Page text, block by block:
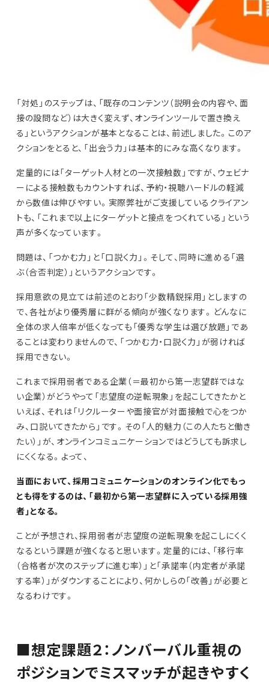
「対処」のステップは、「既存のコンテンツ（説明会の内容や、面
接の設問など）は大きく変えず、オンラインツールで置き換え
る」というアクションが基本となることは、前述しました。このア
クションをとると、「出会う力」は基本的にみな高くなります。
定量的には「ターゲット人材との一次接触数」ですが、ウェビナ
ーによる接触数もカウントすれば、予約・視聴ハードルの軽減
から数値は伸びやすい。実際弊社がご支援しているクライアン
トも、「これまで以上にターゲットと接点をつくれている」という
声が多くなっています。
問題は、「つかむ力」と「口説く力」。そして、同時に進める「選
ぶ（合否判定）」というアクションです。
採用意欲の見立ては前述のとおり「少数精鋭採用」としますの
で、各社がより優秀層に群がる傾向が強くなります。どんなに
全体の求人倍率が低くなっても「優秀な学生は選び放題」であ
ることは変わりませんので、「つかむ力・口説く力」が弱ければ
採用できない。
これまで採用弱者である企業（＝最初から第一志望群ではな
い企業）がどうやって「志望度の逆転現象」を起こしてきたかと
いえば、それは「リクルーターや面接官が対面接触で心をつか
み、口説いてきたから」です。その「人的魅力（この人たちと働き
たい）」が、オンラインコミュニケーションではどうしても訴求し
にくくなる。よって、
当面において、採用コミュニケーションのオンライン化でもっ
とも得をするのは、「最初から第一志望群に入っている採用強
者」となる。
ことが予想され、採用弱者が志望度の逆転現象を起こしにくく
なるという課題が強くなると思います。定量的には、「移行率
（合格者が次のステップに進む率）」と「承諾率（内定者が承諾
する率）」がダウンすることにより、何かしらの「改善」が必要と
なるわけです。
■想定課題２：ノンバーバル重視の
ポジションでミスマッチが起きやすく